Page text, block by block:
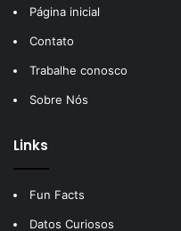
Página inicial
Contato
Trabalhe conosco
Sobre Nós
Links
Fun Facts
Datos Curiosos